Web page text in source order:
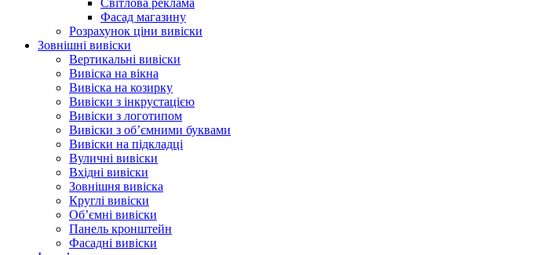
Світлова реклама
Фасад магазину
Розрахунок ціни вивіски
Зовнішні вивіски
Вертикальні вивіски
Вивіска на вікна
Вивіска на козирку
Вивіски з інкрустацією
Вивіски з логотипом
Вивіски з об’ємними буквами
Вивіски на підкладці
Вуличні вивіски
Вхідні вивіски
Зовнішня вивіска
Круглі вивіски
Об’ємні вивіски
Панель кронштейн
Фасадні вивіски